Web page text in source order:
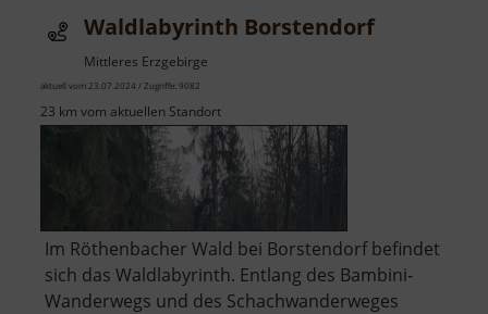
Waldlabyrinth Borstendorf
Mittleres Erzgebirge
aktuell vom 23.07.2024 / Zugriffe: 9082
23 km vom aktuellen Standort
Im Röthenbacher Wald bei Borstendorf befindet
sich das Waldlabyrinth. Entlang des Bambini-
Wanderwegs und des Schachwanderweges